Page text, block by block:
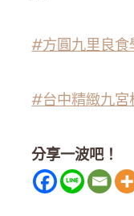
#方圓九里良食
#台中精緻九宮
分享一波吧！